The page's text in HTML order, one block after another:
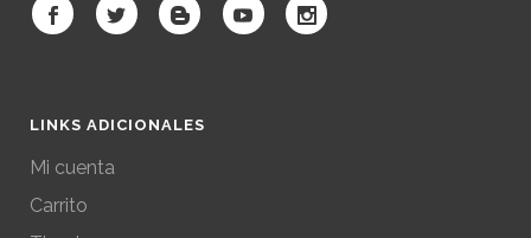
LINKS ADICIONALES
Mi cuenta
Carrito